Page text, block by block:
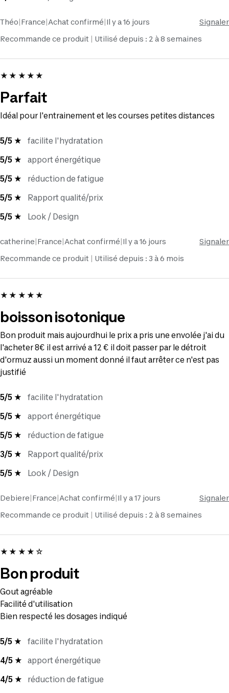
Théo|France|Achat confirmé|Il y a 16 jours
Signaler
Recommande ce produit
Utilisé depuis : 2 à 8 semaines
★★★★★
Parfait
Idéal pour l'entrainement et les courses petites distances
5/5 ★
facilite l'hydratation
5/5 ★
apport énergétique
5/5 ★
réduction de fatigue
5/5 ★
Rapport qualité/prix
5/5 ★
Look / Design
catherine|France|Achat confirmé|Il y a 16 jours
Signaler
Recommande ce produit
Utilisé depuis : 3 à 6 mois
★★★★★
boisson isotonique
Bon produit mais aujourdhui le prix a pris une envolée j'ai du
l'acheter 8€ il est arrivé a 12 € il doit passer par le détroit
d'ormuz aussi un moment donné il faut arrêter ce n'est pas
justifié
5/5 ★
facilite l'hydratation
5/5 ★
apport énergétique
5/5 ★
réduction de fatigue
3/5 ★
Rapport qualité/prix
5/5 ★
Look / Design
Debiere|France|Achat confirmé|Il y a 17 jours
Signaler
Recommande ce produit
Utilisé depuis : 2 à 8 semaines
★★★★☆
Bon produit
Gout agréable
Facilité d'utilisation
Bien respecté les dosages indiqué
5/5 ★
facilite l'hydratation
4/5 ★
apport énergétique
4/5 ★
réduction de fatigue